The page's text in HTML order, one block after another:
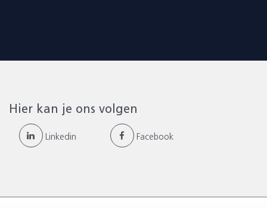
Hier kan je ons volgen
Linkedin Facebook